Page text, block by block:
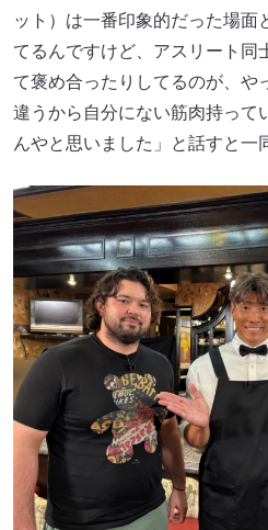
ット）は一番印象的だった場面
てるんですけど、アスリート同
て褒め合ったりしてるのが、や
違うから自分にない筋肉持って
んやと思いました」と話すと一